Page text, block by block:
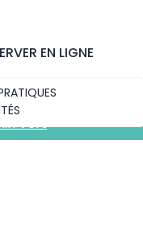
EN LIGNE
Vert